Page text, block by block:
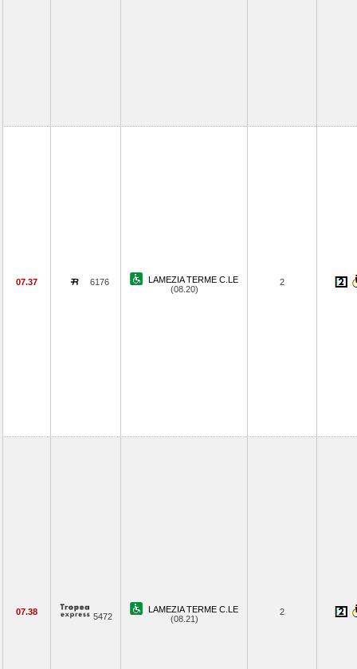
07.37 6176
LAMEZIA TERME C.LE
(08.20)
2
07.38 5472
LAMEZIA TERME C.LE
(08.21)
2